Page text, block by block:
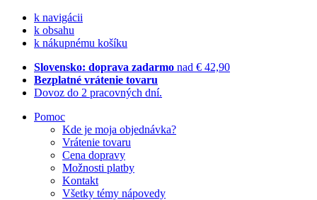
k navigácii
k obsahu
k nákupnému košíku
Slovensko: doprava zadarmo nad € 42,90
Bezplatné vrátenie tovaru
Dovoz do 2 pracovných dní.
Pomoc
Kde je moja objednávka?
Vrátenie tovaru
Cena dopravy
Možnosti platby
Kontakt
Všetky témy nápovedy